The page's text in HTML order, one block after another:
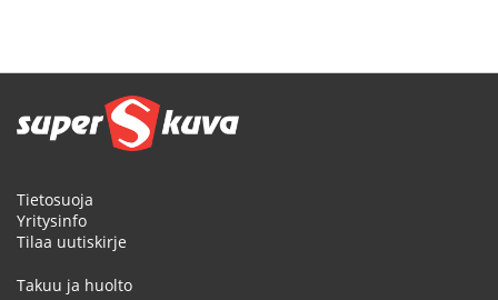
Tietosuoja
Yritysinfo
Tilaa uutiskirje
Takuu ja huolto